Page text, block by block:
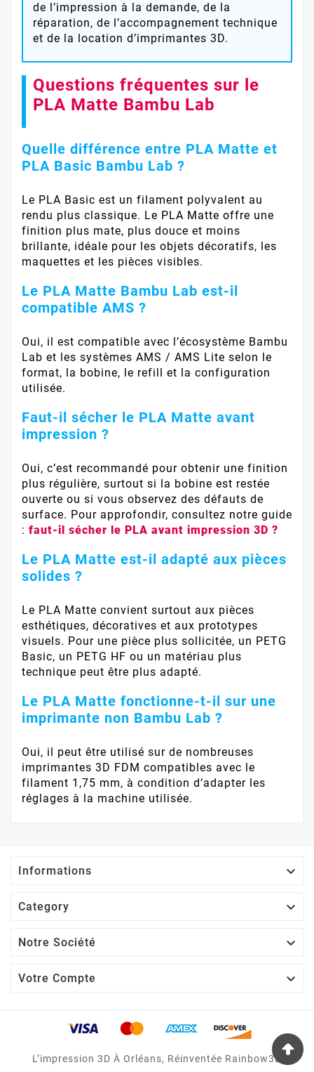
de l’impression à la demande, de la
réparation, de l’accompagnement technique
et de la location d’imprimantes 3D.
Questions fréquentes sur le
PLA Matte Bambu Lab
Quelle différence entre PLA Matte et
PLA Basic Bambu Lab ?
Le PLA Basic est un filament polyvalent au
rendu plus classique. Le PLA Matte offre une
finition plus mate, plus douce et moins
brillante, idéale pour les objets décoratifs, les
maquettes et les pièces visibles.
Le PLA Matte Bambu Lab est-il
compatible AMS ?
Oui, il est compatible avec l’écosystème Bambu
Lab et les systèmes AMS / AMS Lite selon le
format, la bobine, le refill et la configuration
utilisée.
Faut-il sécher le PLA Matte avant
impression ?
Oui, c’est recommandé pour obtenir une finition
plus régulière, surtout si la bobine est restée
ouverte ou si vous observez des défauts de
surface. Pour approfondir, consultez notre guide
: faut-il sécher le PLA avant impression 3D ?
Le PLA Matte est-il adapté aux pièces
solides ?
Le PLA Matte convient surtout aux pièces
esthétiques, décoratives et aux prototypes
visuels. Pour une pièce plus sollicitée, un PETG
Basic, un PETG HF ou un matériau plus
technique peut être plus adapté.
Le PLA Matte fonctionne-t-il sur une
imprimante non Bambu Lab ?
Oui, il peut être utilisé sur de nombreuses
imprimantes 3D FDM compatibles avec le
filament 1,75 mm, à condition d’adapter les
réglages à la machine utilisée.
Informations 
Category 
Notre Société 
Votre Compte 
L’impression 3D À Orléans, Réinventée Rainbow3D